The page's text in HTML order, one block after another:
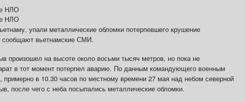
упали металлические обломки потерпевшего крушение
сообщают вьетнамские СМИ.
произошел на высоте около восьми тысяч метров, но пока не
в тот момент потерпел аварию. По данным командующего военным
в 10.30 часов по местному времени 27 мая над небом северной
после чего с неба посыпались металлические обломки.